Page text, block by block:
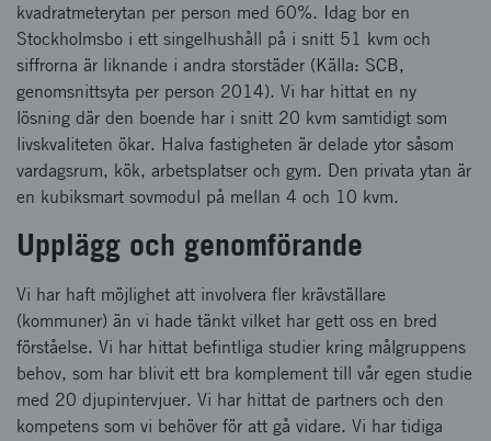
kvadratmeterytan per person med 60%. Idag bor en
Stockholmsbo i ett singelhushåll på i snitt 51 kvm och
siffrorna är liknande i andra storstäder (Källa: SCB,
genomsnittsyta per person 2014). Vi har hittat en ny
lösning där den boende har i snitt 20 kvm samtidigt som
livskvaliteten ökar. Halva fastigheten är delade ytor såsom
vardagsrum, kök, arbetsplatser och gym. Den privata ytan är
en kubiksmart sovmodul på mellan 4 och 10 kvm.
Upplägg och genomförande
Vi har haft möjlighet att involvera fler krävställare
(kommuner) än vi hade tänkt vilket har gett oss en bred
förståelse. Vi har hittat befintliga studier kring målgruppens
behov, som har blivit ett bra komplement till vår egen studie
med 20 djupintervjuer. Vi har hittat de partners och den
kompetens som vi behöver för att gå vidare. Vi har tidiga